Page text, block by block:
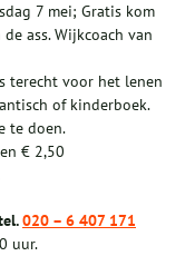
7 mei; Gratis kom
ass. Wijkcoach van
terecht voor het lenen
of kinderboek.
te doen.
€ 2,50
020 – 6 407 171
uur.